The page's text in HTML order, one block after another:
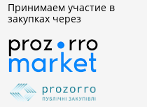
Принимаем участие в
закупках через